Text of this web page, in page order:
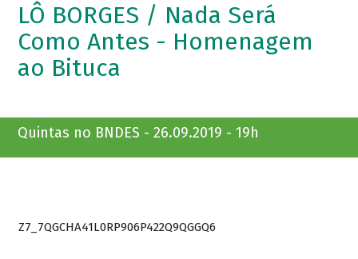
LÔ BORGES / Nada Será
Como Antes - Homenagem
ao Bituca
Quintas no BNDES - 26.09.2019 - 19h
Z7_7QGCHA41L0RP906P422Q9QGGQ6